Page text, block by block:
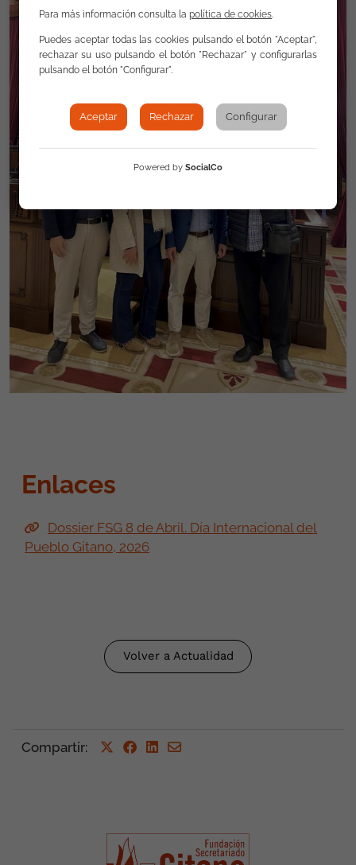
Enlaces
Dossier FSG 8 de Abril. Día Internacional del
Pueblo Gitano, 2026
Volver a Actualidad
Compartir:
Para más información consulta la política de cookies.
Puedes aceptar todas las cookies pulsando el botón "Aceptar",
rechazar su uso pulsando el botón "Rechazar" y configurarlas
pulsando el botón "Configurar".
Aceptar Rechazar Configurar
Powered by SocialCo